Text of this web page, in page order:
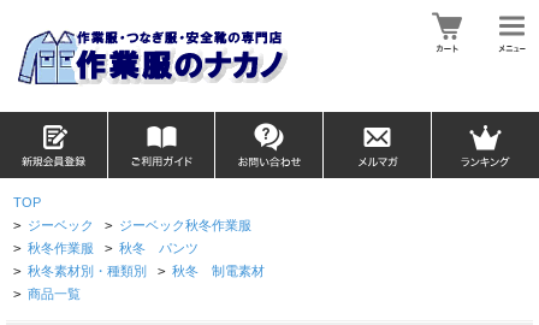
TOP
> ジーベック > ジーベック秋冬作業服
> 秋冬作業服 > 秋冬 パンツ
> 秋冬素材別・種類別 > 秋冬 制電素材
> 商品一覧